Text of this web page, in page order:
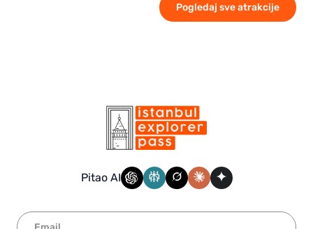
Pogledaj sve atrakcije
Pitao AI